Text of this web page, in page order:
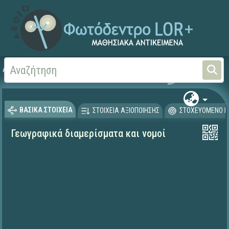
Αρχική Γεωγραφία-Γεωλογία
ΒΑΣΙΚΑ ΣΤΟΙΧΕΙΑ ΣΤΟΙΧΕΙΑ ΑΞΙΟΠΟΙΗΣΗΣ ΣΤΟΧΕΥΟΜΕΝΟ
Γεωγραφικά διαμερίσματα και νομοί